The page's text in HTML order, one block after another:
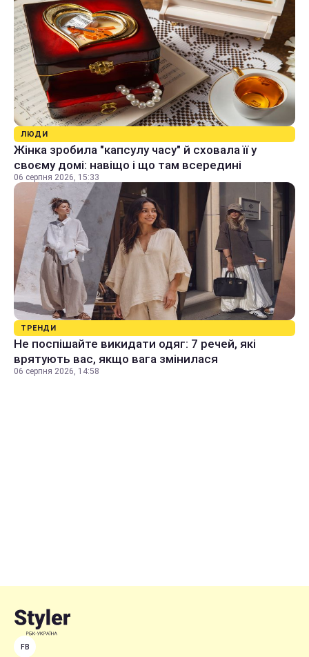
ЛЮДИ
Жінка зробила "капсулу часу" й сховала її у
своєму домі: навіщо і що там всередині
06 серпня 2026, 15:33
ТРЕНДИ
Не поспішайте викидати одяг: 7 речей, які
врятують вас, якщо вага змінилася
06 серпня 2026, 14:58
FB